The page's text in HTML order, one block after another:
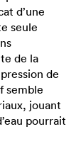
d’une
seule
de la
de
semble
jouant
pourrait